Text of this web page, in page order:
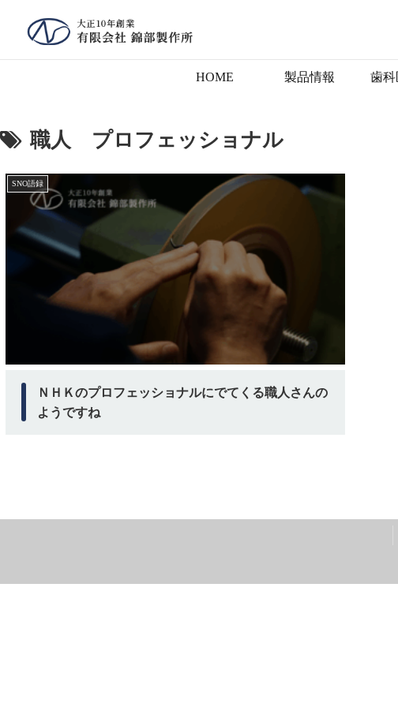
HOME 製品情報 歯
職人 プロフェッショナル
SNO語録
ＮＨＫのプロフェッショナルにでてくる職人さんの
ようですね